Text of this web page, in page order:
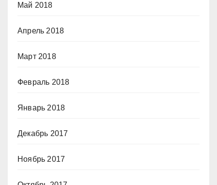
Май 2018
Апрель 2018
Март 2018
Февраль 2018
Январь 2018
Декабрь 2017
Ноябрь 2017